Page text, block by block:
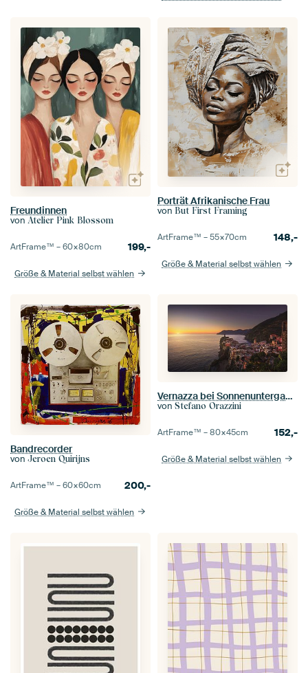
Freundinnen
von Atelier Pink Blossom
ArtFrame™ –60×80cm 199,-
Größe & Material selbst wählen
Porträt Afrikanische Frau
von But First Framing
ArtFrame™ –55×70cm 148,-
Größe & Material selbst wählen
Bandrecorder
von Jeroen Quirijns
ArtFrame™ –60×60cm 200,-
Größe & Material selbst wählen
Vernazza bei Sonnenuntergang. Cinque Terre, Italien
von Stefano Orazzini
ArtFrame™ –80×45cm 152,-
Größe & Material selbst wählen